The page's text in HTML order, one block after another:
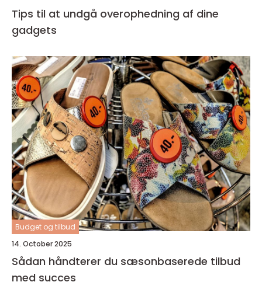
Tips til at undgå overophedning af dine
gadgets
Budget og tilbud
14. October 2025
Sådan håndterer du sæsonbaserede tilbud
med succes